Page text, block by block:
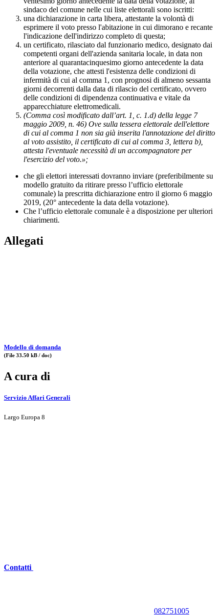
sindaco del comune nelle cui liste elettorali sono iscritti:
una dichiarazione in carta libera, attestante la volontà di
esprimere il voto presso l'abitazione in cui dimorano e recante
l'indicazione dell'indirizzo completo di questa;
un certificato, rilasciato dal funzionario medico, designato dai
competenti organi dell'azienda sanitaria locale, in data non
anteriore al quarantacinquesimo giorno antecedente la data
della votazione, che attesti l'esistenza delle condizioni di
infermità di cui al comma 1, con prognosi di almeno sessanta
giorni decorrenti dalla data di rilascio del certificato, ovvero
delle condizioni di dipendenza continuativa e vitale da
apparecchiature elettromedicali.
(Comma così modificato dall’art. 1, c. 1.d) della legge 7
maggio 2009, n. 46) Ove sulla tessera elettorale dell'elettore
di cui al comma 1 non sia già inserita l'annotazione del diritto
al voto assistito, il certificato di cui al comma 3, lettera b),
attesta l'eventuale necessità di un accompagnatore per
l'esercizio del voto.»;
che gli elettori interessati dovranno inviare (preferibilmente su
modello gratuito da ritirare presso l’ufficio elettorale
comunale) la prescritta dichiarazione entro il giorno 6 maggio
2019, (20° antecedente la data della votazione).
Che l’ufficio elettorale comunale è a disposizione per ulteriori
chiarimenti.
Allegati
Modello di domanda
(File 33.50 kB / doc)
A cura di
Servizio Affari Generali
Largo Europa 8
Contatti
082751005